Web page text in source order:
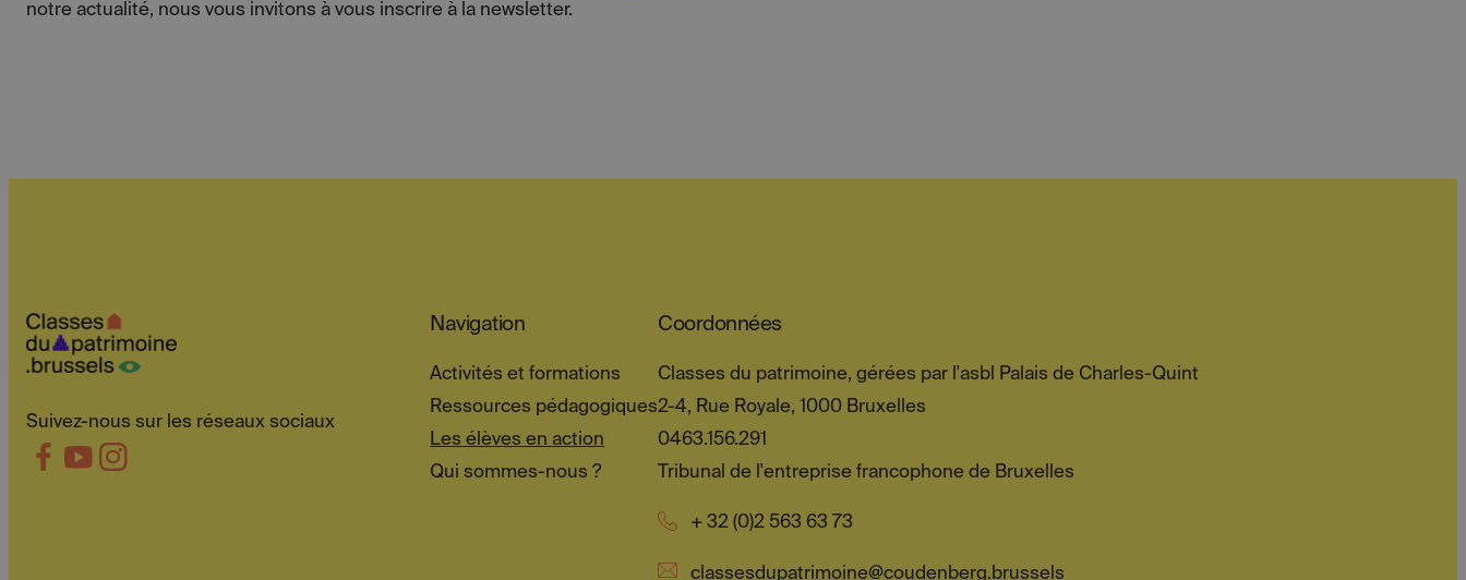
notre actualité, nous vous invitons à vous inscrire à la newsletter.
Suivez-nous sur les réseaux sociaux
Navigation
Activités et formations
Ressources pédagogiques
Les élèves en action
Qui sommes-nous ?
Coordonnées
Classes du patrimoine, gérées par l'asbl Palais de Charles-Quint
2-4, Rue Royale, 1000 Bruxelles
0463.156.291
Tribunal de l'entreprise francophone de Bruxelles
+ 32 (0)2 563 63 73
classesdupatrimoine@coudenberg.brussels